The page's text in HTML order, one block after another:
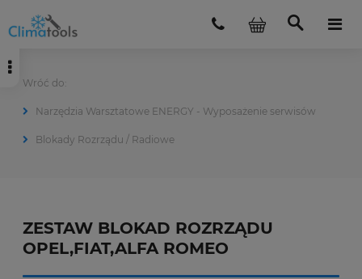
Narzędzia Warsztatowe ENERGY - Wyposażenie serwisów
Blokady Rozrządu / Radiowe
ZESTAW BLOKAD ROZRZĄDU
OPEL,FIAT,ALFA ROMEO